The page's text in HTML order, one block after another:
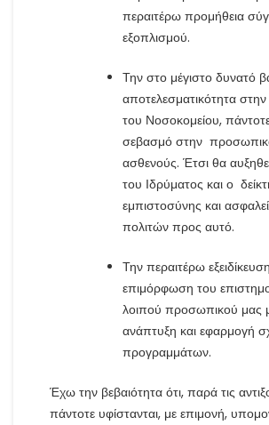
περαιτέρω προμήθεια
εξοπλισμού.
Την στο μέγιστο δυνατό
αποτελεσματικότητα στην
του Νοσοκομείου,
σεβασμό στην
ασθενούς. Έτσι θα
του Ιδρύματος και ο
εμπιστοσύνης και
πολιτών προς αυτό.
Την περαιτέρω
επιμόρφωση του
λοιπού προσωπικού μας
ανάπτυξη και εφαρμογή
προγραμμάτων.
Έχω την βεβαιότητα ότι, παρά τις
πάντοτε υφίστανται, με επιμονή,